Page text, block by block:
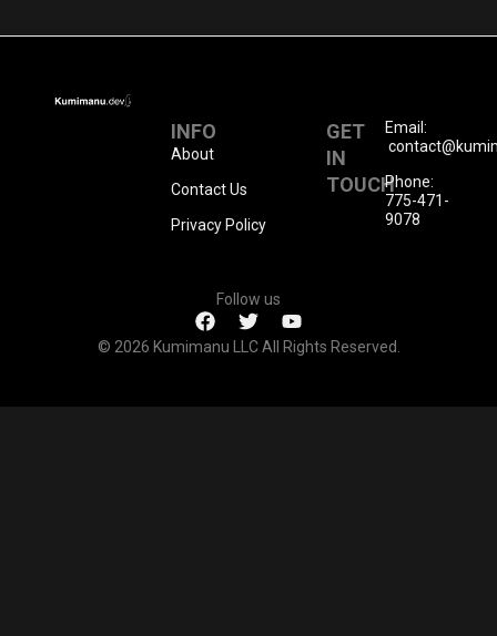
INFO
About
Contact Us
Privacy Policy
GET
IN
TOUCH
Email:
Phone:
775-471-
9078
Follow us
© 2026 Kumimanu LLC All Rights Reserved.